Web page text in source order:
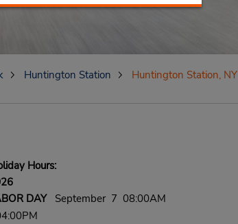
Huntington Station Huntington Station, NY
Hours:
DAYSeptember 7 08:00AM